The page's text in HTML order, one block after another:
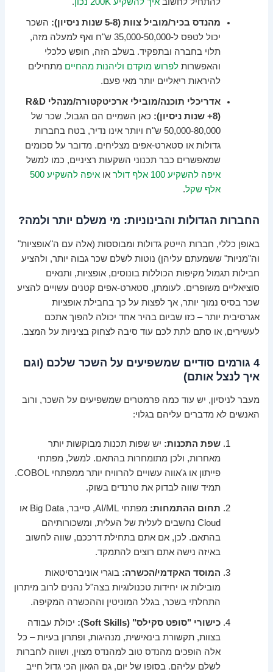
מהנדס בכיר/מוביל צוות (5-8 שנות ניסיון):
השכר
יכול לטפס ל-35,000-50,000 ש"ח ואף למעלה מזה,
תלוי בחברה ובתפקיד. בשלב הזה, חופש כלכלי
והאפשרותלפרוש מוקדם וליהנות מהחיים מתחילים
להיראות ריאליים יותר מאי פעם.
אדריכלי תוכנה/מובילי ארכיטקטורה/מנהלי R&D
(8+ שנות ניסיון):
כאן השמיים הם הגבול. שכר של
50,000-80,000 ש"ח ויותר אינו נדיר, בטח בחברות
גדולות או סטארט-אפים מצליחים. מדובר על סכומים
שמאפשרים כבר תכנוני השקעות רציניים, כמו למשל
איפה להשקיע 100 אלף דולר
או
איפה להשקיע 500
אלף שקל.
החברות הגדולות והבינוניות: מי משלם יותר ולמה?
באופן כללי, חברות הייטק גדולות ומבוססות (אלה עם ה"אופציות"
וה"מניות" ששמעתם עליהן) נוטות לשלם שכר גבוה יותר, ולהציע
חבילות תגמול מקיפות הכוללות בונוסים, אופציות, ותנאים
סוציאליים משופרים. לעומתן, סטארט-אפים קטנים עשויים להציע
שכר בסיס נמוך יותר, אך לפצות על כך בחבילת אופציות
אגרסיבית יותר – כזו שביום בהיר אחד יכולה להפוך אתכם
לעשירים, או סתם לתת לכם עוד סיבה לצחוק בציניות על המצב.
4 גורמים סודיים שמשפיעים על השכר שלכם (וגם
איך לנצל אותם)
מעבר לניסיון, יש עוד כמה פרמטרים שמשפיעים על השכר, ורוב
האנשים לא מדברים עליהם בגלוי:
שפת התכנות: יש שפות תכנות מבוקשות יותר
מאחרות, ולכן מתומחרות בהתאם. למשל, מפתחי
פייתון או ג'אווה עשויים להרוויח יותר ממפתחי COBOL.
תמיד שווה לבדוק את טרנדים בשוק.
תחום ההתמחות:
מפתחי AI/ML, סייבר, Big Data או
Cloud נחשבים לעלית של העלית, ומשכורותיהם
בהתאם. לכן, אם אתם בתחילת דרככם, שווה לחשוב
באיזה נישה אתם רוצים להתמקד.
המוסד האקדמי/הכשרה: בוגרי אוניברסיטאות
מובילות או יחידות טכנולוגיות בצה"ל נהנים לרוב מיתרון
התחלתי בשכר, בגלל המוניטין וההכשרה המקיפה.
כישורי "סופט סקילס" (Soft Skills):
יכולת עבודה
בצוות, תקשורת בינאישית, מנהיגות, ופתרון בעיות – כל
אלה הופכים מהנדס טוב למהנדס מצוין, ושווה לחברות
לשלם עליהם. בסופו של יום, גם הגאון הכי גדול חייב